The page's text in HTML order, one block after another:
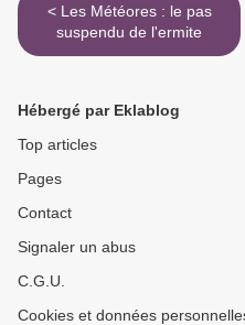
< Les Météores : le pas
suspendu de l'ermite
Hébergé par Eklablog
Top articles
Pages
Contact
Signaler un abus
C.G.U.
Cookies et données